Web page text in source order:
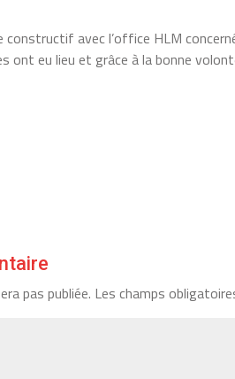
constructif avec l’office HLM
ont eu lieu et grâce à la bonne
pas publiée. Les champs